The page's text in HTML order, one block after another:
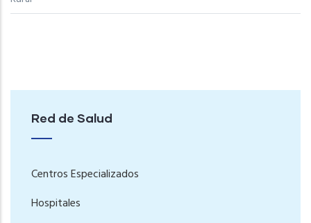
Red de Salud
Centros Especializados
Hospitales